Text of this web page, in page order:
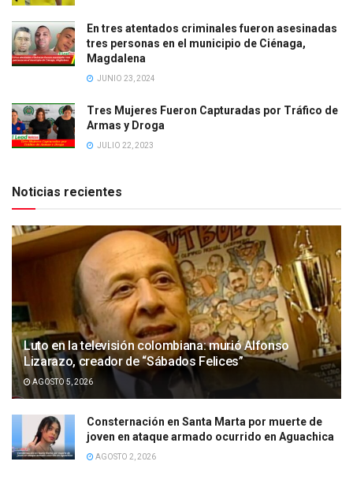
En tres atentados criminales fueron asesinadas
tres personas en el municipio de Ciénaga,
Magdalena
JUNIO 23, 2024
Tres Mujeres Fueron Capturadas por Tráfico de
Armas y Droga
JULIO 22, 2023
Noticias recientes
Luto en la televisión colombiana: murió Alfonso
Lizarazo, creador de “Sábados Felices”
AGOSTO 5, 2026
Consternación en Santa Marta por muerte de
joven en ataque armado ocurrido en Aguachica
AGOSTO 2, 2026